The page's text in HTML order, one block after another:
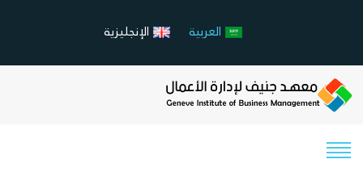
العربية الإنجليزية